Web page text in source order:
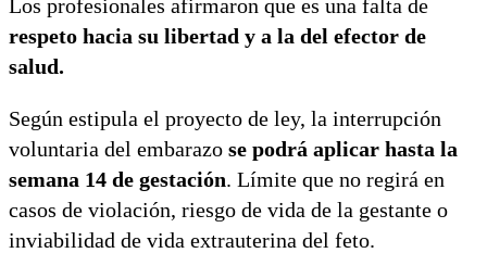
Los profesionales afirmaron que es una falta de
respeto hacia su libertad y a la del efector de
salud.
Según estipula el proyecto de ley, la interrupción
voluntaria del embarazo se podrá aplicar hasta la
semana 14 de gestación. Límite que no regirá en
casos de violación, riesgo de vida de la gestante o
inviabilidad de vida extrauterina del feto.